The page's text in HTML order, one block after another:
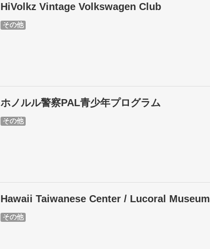
HiVolkz Vintage Volkswagen Club
その他
ホノルル警察PAL青少年プログラム
その他
Hawaii Taiwanese Center / Lucoral Museum
その他